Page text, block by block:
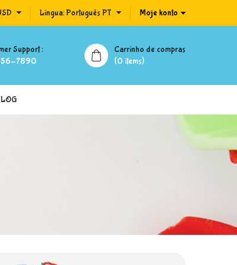
Língua:Português PT Moje konto
Support :
7890
Carrinho de compras
(0 items)